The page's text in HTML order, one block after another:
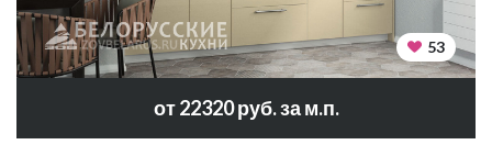
53
от 22320 руб. за м.п.